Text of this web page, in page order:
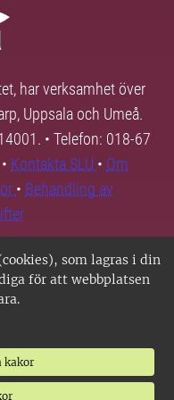
som lagras i din
för att webbplatsen
kakor
har verksamhet över
Uppsala och Umeå.
• Telefon: 018-67
Kontakta SLU • Om
• Behandling av